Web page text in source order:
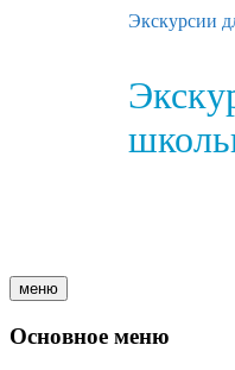
Экскурсии
меню
Основное меню